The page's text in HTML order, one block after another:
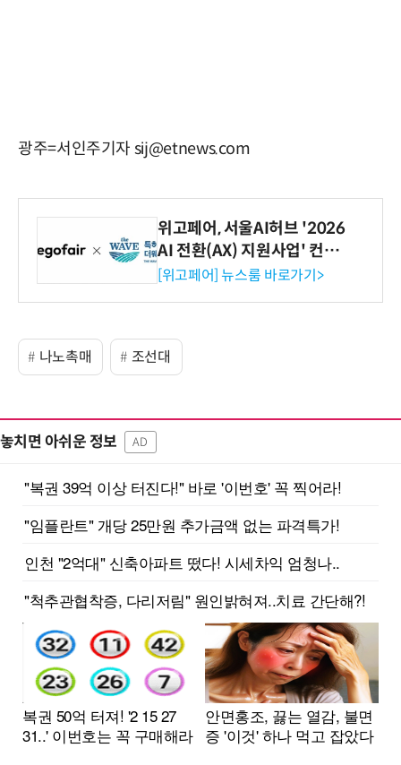
광주=서인주기자 sij@etnews.com
위고페어, 서울AI허브 '2026
AI 전환(AX) 지원사업' 컨소
시엄 선정
[위고페어] 뉴스룸 바로가기>
나노촉매 조선대
놓치면 아쉬운 정보 AD